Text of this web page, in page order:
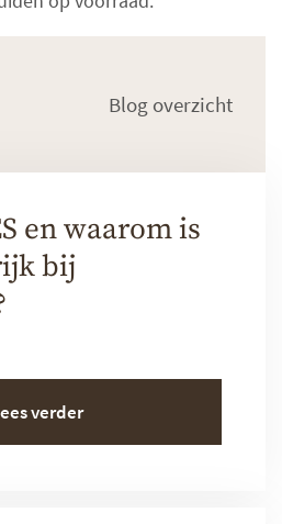
Blog overzicht
en waarom is
bij
verder